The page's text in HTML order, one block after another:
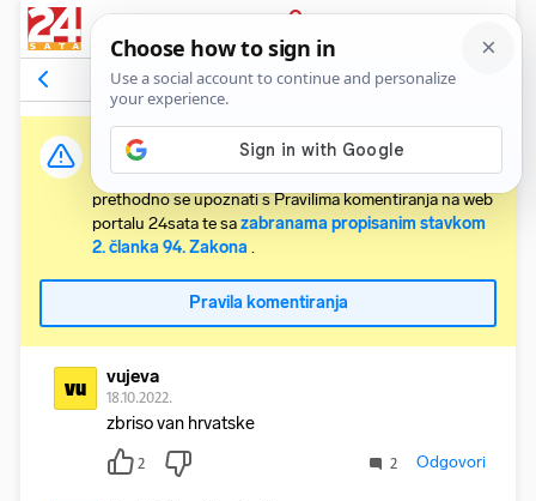
PRIJAVA
Komentari4 Relevantni
Važna obavijest:
Svaki korisnik koji želi komentirati članke obvezan je
prethodno se upoznati s Pravilima komentiranja na web
portalu 24sata te sazabranama propisanim stavkom
2. članka 94. Zakona .
Pravila komentiranja
vu vujeva
18.10.2022.
zbriso van hrvatske
2 2 Odgovori